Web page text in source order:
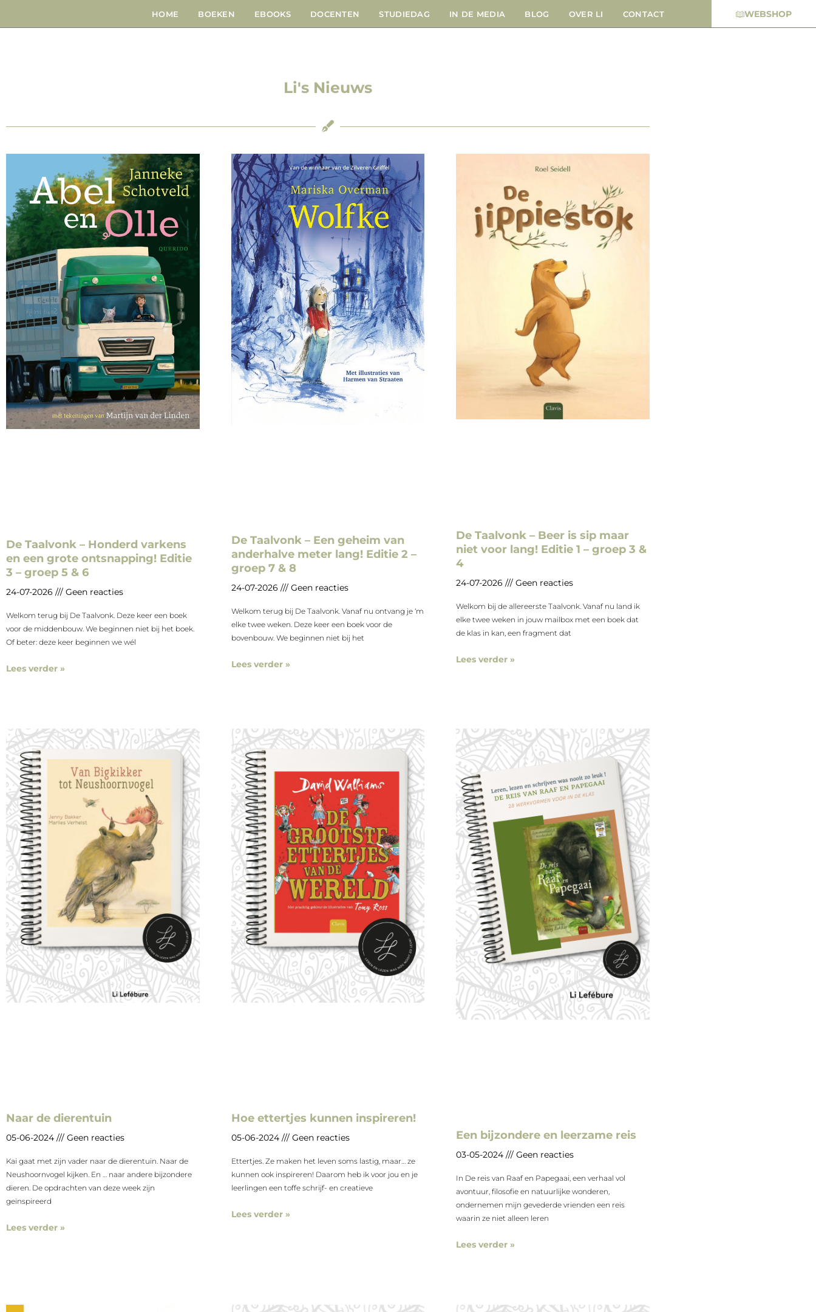
HOME BOEKEN EBOOKS DOCENTEN STUDIEDAG IN DE MEDIA BLOG OVER LI CONTACT WEBSHOP
Li's Nieuws
De Taalvonk – Honderd varkens
en een grote ontsnapping! Editie
3 – groep 5 & 6
24-07-2026 Geen reacties
Welkom terug bij De Taalvonk. Deze keer een boek
voor de middenbouw. We beginnen niet bij het boek.
Of beter: deze keer beginnen we wél
Lees verder »
De Taalvonk – Een geheim van
anderhalve meter lang! Editie 2 –
groep 7 & 8
24-07-2026 Geen reacties
Welkom terug bij De Taalvonk. Vanaf nu ontvang je ‘m
elke twee weken. Deze keer een boek voor de
bovenbouw. We beginnen niet bij het
Lees verder »
De Taalvonk – Beer is sip maar
niet voor lang! Editie 1 – groep 3 &
4
24-07-2026 Geen reacties
Welkom bij de allereerste Taalvonk. Vanaf nu land ik
elke twee weken in jouw mailbox met een boek dat
de klas in kan, een fragment dat
Lees verder »
Naar de dierentuin
05-06-2024 Geen reacties
Kai gaat met zijn vader naar de dierentuin. Naar de
Neushoornvogel kijken. En … naar andere bijzondere
dieren. De opdrachten van deze week zijn
geïnspireerd
Lees verder »
Hoe ettertjes kunnen inspireren!
05-06-2024 Geen reacties
Ettertjes. Ze maken het leven soms lastig, maar… ze
kunnen ook inspireren! Daarom heb ik voor jou en je
leerlingen een toffe schrijf- en creatieve
Lees verder »
Een bijzondere en leerzame reis
03-05-2024 Geen reacties
In De reis van Raaf en Papegaai, een verhaal vol
avontuur, filosofie en natuurlijke wonderen,
ondernemen mijn gevederde vrienden een reis
waarin ze niet alleen leren
Lees verder »